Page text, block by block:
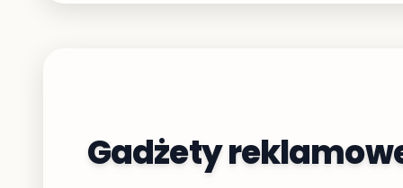
Gadżety